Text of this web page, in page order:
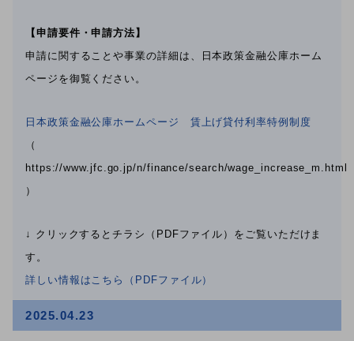
【申請要件・申請方法】
申請に関することや事業の詳細は、日本政策金融公庫ホーム
ページを御覧ください。
日本政策金融公庫ホームページ 賃上げ貸付利率特例制度
（
https://www.jfc.go.jp/n/finance/search/wage_increase_m.html
）
↓ クリックするとチラシ（PDFファイル）をご覧いただけま
す。
詳しい情報はこちら（PDFファイル）
2025.04.23